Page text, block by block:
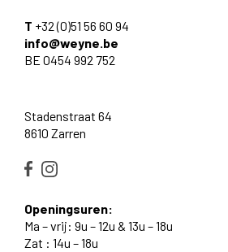
T +32 (0)51 56 60 94
info@weyne.be
BE 0454 992 752
Stadenstraat 64
8610 Zarren
Openingsuren:
Ma – vrij: 9u – 12u & 13u – 18u
Zat : 14u – 18u